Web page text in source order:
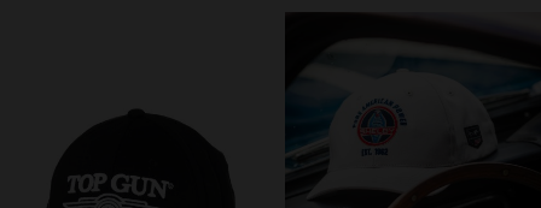
TAILLES DISPONIBLES